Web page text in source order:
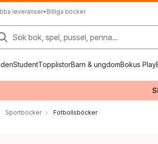
leveranser• Billiga böcker
Sök bok, spel, pussel, penna...
StudentTopplistorBarn & ungdomBokus Play
Sportböcker Fotbollsböcker